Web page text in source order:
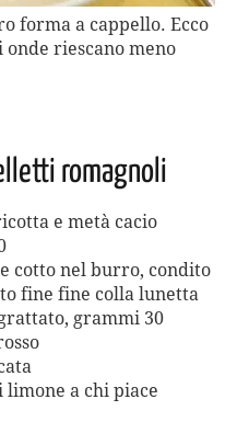
forma a cappello. Ecco
riescano meno
romagnoli
e metà cacio
cotto nel burro, condito
fine fine colla lunetta
grammi 30
limone a chi piace